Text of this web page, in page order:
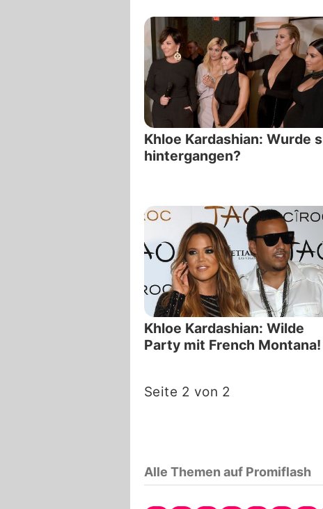
Khloe Kardashian: Wurde
hintergangen?
Khloe Kardashian: Wilde
Party mit French Montana!
Seite 2 von 2
Alle Themen auf Promiflash